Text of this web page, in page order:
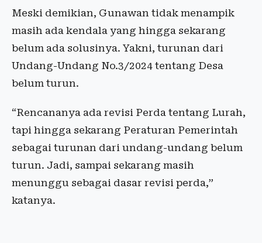
Meski demikian, Gunawan tidak menampik
masih ada kendala yang hingga sekarang
belum ada solusinya. Yakni, turunan dari
Undang-Undang No.3/2024 tentang Desa
belum turun.
“Rencananya ada revisi Perda tentang Lurah,
tapi hingga sekarang Peraturan Pemerintah
sebagai turunan dari undang-undang belum
turun. Jadi, sampai sekarang masih
menunggu sebagai dasar revisi perda,”
katanya.